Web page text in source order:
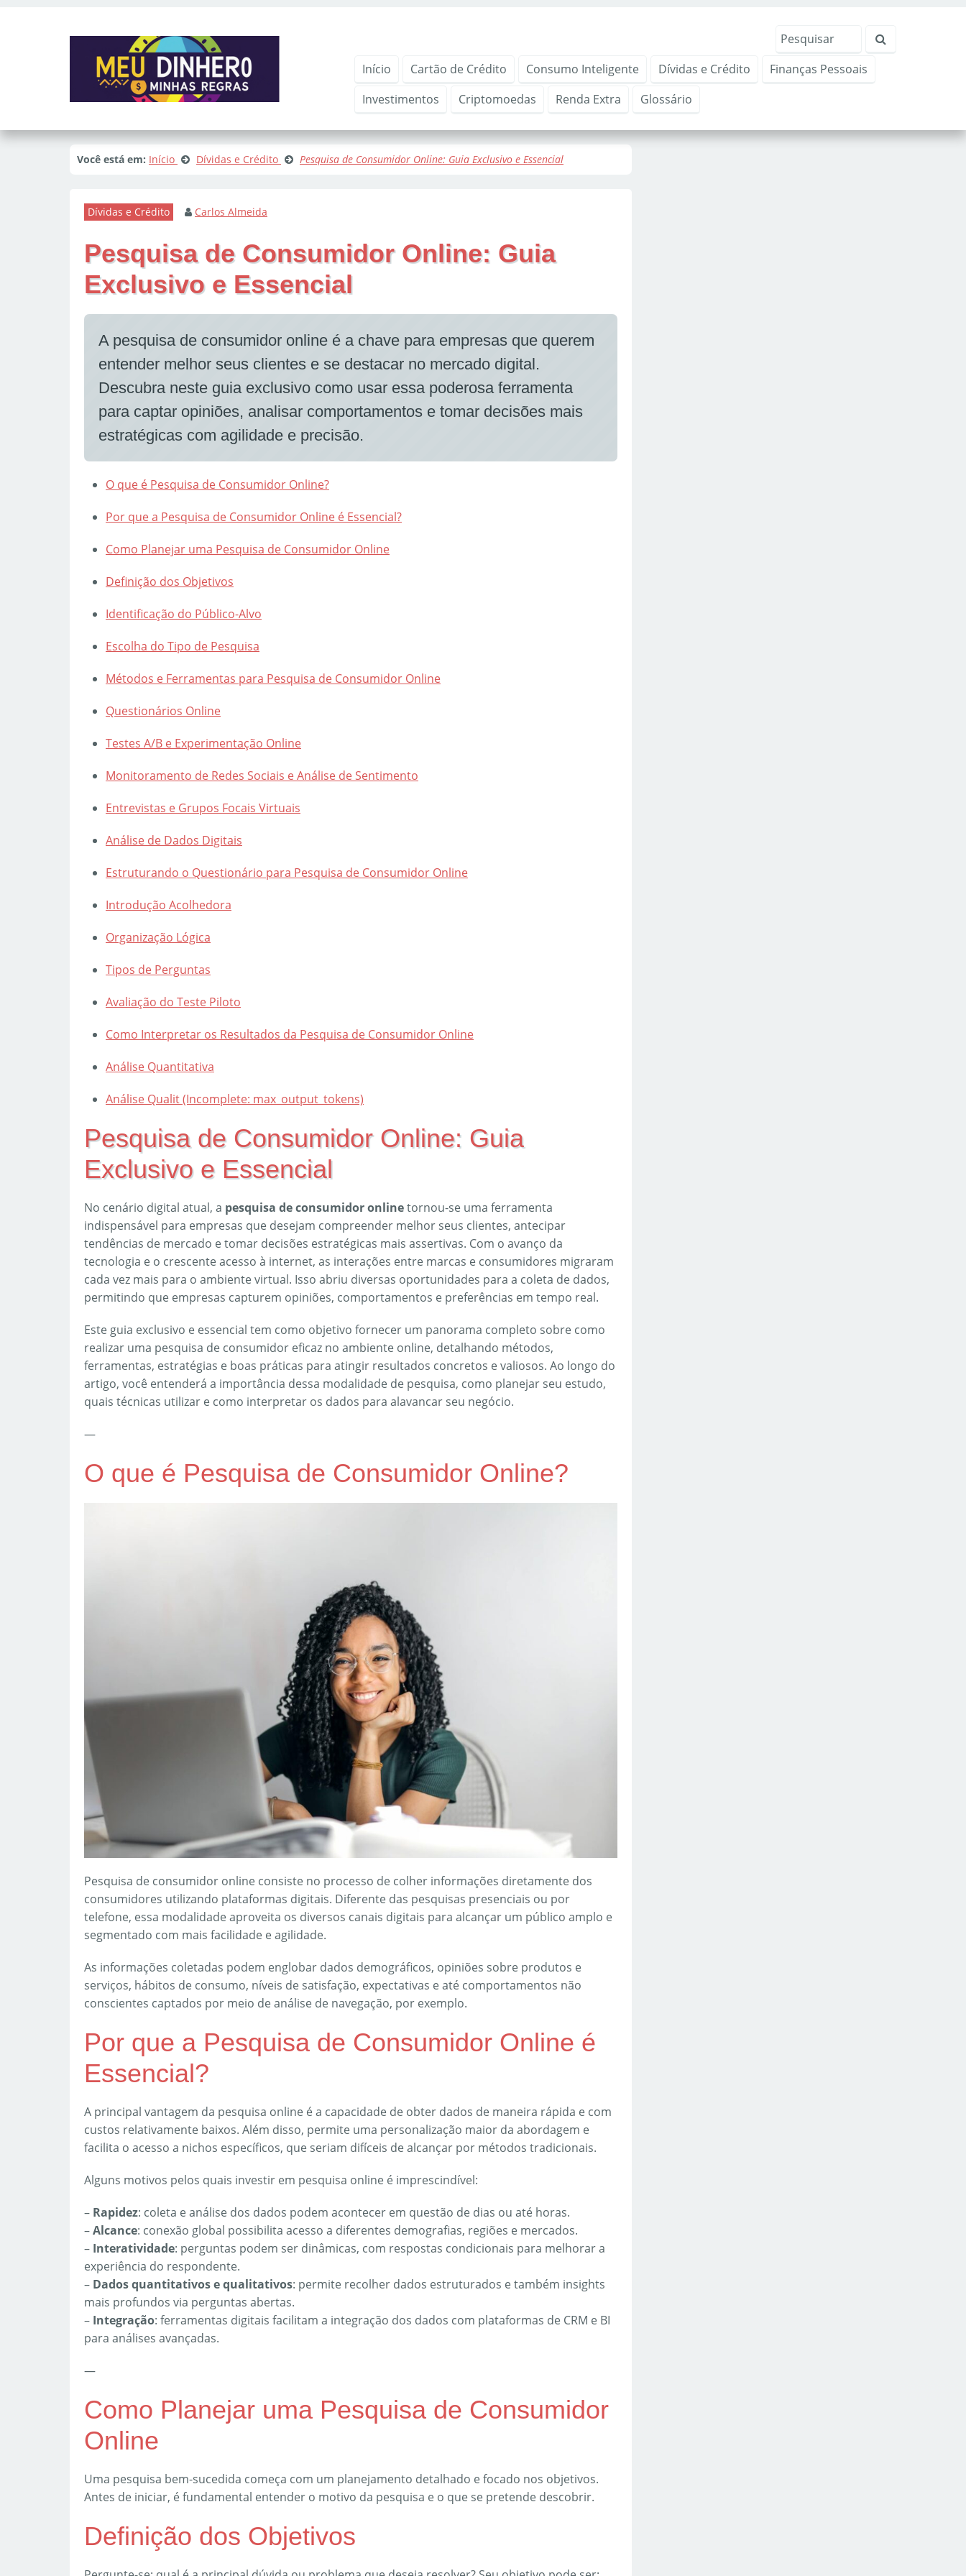
Início Cartão de Crédito Consumo Inteligente Dívidas e Crédito
Finanças Pessoais
Investimentos
Criptomoedas Renda Extra Glossário
Você está em: Início Dívidas e Crédito Pesquisa de Consumidor Online: Guia Exclusivo e Essencial
Dívidas e Crédito Carlos Almeida
Pesquisa de Consumidor Online: Guia
Exclusivo e Essencial
A pesquisa de consumidor online é a chave para empresas que querem
entender melhor seus clientes e se destacar no mercado digital.
Descubra neste guia exclusivo como usar essa poderosa ferramenta
para captar opiniões, analisar comportamentos e tomar decisões mais
estratégicas com agilidade e precisão.
O que é Pesquisa de Consumidor Online?
Por que a Pesquisa de Consumidor Online é Essencial?
Como Planejar uma Pesquisa de Consumidor Online
Definição dos Objetivos
Identificação do Público-Alvo
Escolha do Tipo de Pesquisa
Métodos e Ferramentas para Pesquisa de Consumidor Online
Questionários Online
Testes A/B e Experimentação Online
Monitoramento de Redes Sociais e Análise de Sentimento
Entrevistas e Grupos Focais Virtuais
Análise de Dados Digitais
Estruturando o Questionário para Pesquisa de Consumidor Online
Introdução Acolhedora
Organização Lógica
Tipos de Perguntas
Avaliação do Teste Piloto
Como Interpretar os Resultados da Pesquisa de Consumidor Online
Análise Quantitativa
Análise Qualit (Incomplete: max_output_tokens)
Pesquisa de Consumidor Online: Guia
Exclusivo e Essencial
No cenário digital atual, a pesquisa de consumidor onlinetornou-se uma ferramenta
indispensável para empresas que desejam compreender melhor seus clientes, antecipar
tendências de mercado e tomar decisões estratégicas mais assertivas. Com o avanço da
tecnologia e o crescente acesso à internet, as interações entre marcas e consumidores migraram
cada vez mais para o ambiente virtual. Isso abriu diversas oportunidades para a coleta de dados,
permitindo que empresas capturem opiniões, comportamentos e preferências em tempo real.
Este guia exclusivo e essencial tem como objetivo fornecer um panorama completo sobre como
realizar uma pesquisa de consumidor eficaz no ambiente online, detalhando métodos,
ferramentas, estratégias e boas práticas para atingir resultados concretos e valiosos. Ao longo do
artigo, você entenderá a importância dessa modalidade de pesquisa, como planejar seu estudo,
quais técnicas utilizar e como interpretar os dados para alavancar seu negócio.
—
O que é Pesquisa de Consumidor Online?
Pesquisa de consumidor online consiste no processo de colher informações diretamente dos
consumidores utilizando plataformas digitais. Diferente das pesquisas presenciais ou por
telefone, essa modalidade aproveita os diversos canais digitais para alcançar um público amplo e
segmentado com mais facilidade e agilidade.
As informações coletadas podem englobar dados demográficos, opiniões sobre produtos e
serviços, hábitos de consumo, níveis de satisfação, expectativas e até comportamentos não
conscientes captados por meio de análise de navegação, por exemplo.
Por que a Pesquisa de Consumidor Online é
Essencial?
A principal vantagem da pesquisa online é a capacidade de obter dados de maneira rápida e com
custos relativamente baixos. Além disso, permite uma personalização maior da abordagem e
facilita o acesso a nichos específicos, que seriam difíceis de alcançar por métodos tradicionais.
Alguns motivos pelos quais investir em pesquisa online é imprescindível:
– Rapidez: coleta e análise dos dados podem acontecer em questão de dias ou até horas.
–Alcance: conexão global possibilita acesso a diferentes demografias, regiões e mercados.
– Interatividade: perguntas podem ser dinâmicas, com respostas condicionais para melhorar a
experiência do respondente.
– Dados quantitativos e qualitativos: permite recolher dados estruturados e também insights
mais profundos via perguntas abertas.
– Integração: ferramentas digitais facilitam a integração dos dados com plataformas de CRM e BI
para análises avançadas.
—
Como Planejar uma Pesquisa de Consumidor
Online
Uma pesquisa bem-sucedida começa com um planejamento detalhado e focado nos objetivos.
Antes de iniciar, é fundamental entender o motivo da pesquisa e o que se pretende descobrir.
Definição dos Objetivos